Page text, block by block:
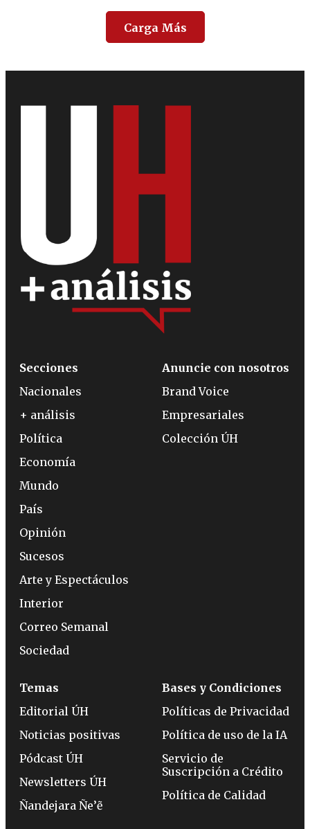
Carga Más
Secciones
Nacionales
+ análisis
Política
Economía
Mundo
País
Opinión
Sucesos
Arte y Espectáculos
Interior
Correo Semanal
Sociedad
Anuncie con nosotros
Brand Voice
Empresariales
Colección ÚH
Temas
Editorial ÚH
Noticias positivas
Pódcast ÚH
Newsletters ÚH
Ñandejara Ñe’ẽ
Bases y Condiciones
Políticas de Privacidad
Política de uso de la IA
Servicio de
Suscripción a Crédito
Política de Calidad